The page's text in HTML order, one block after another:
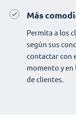
Más
Permita a los
según sus
contactar con
momento y en
de clientes.